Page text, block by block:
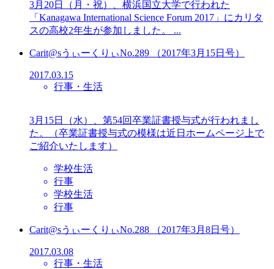
3月20日（月・祝）、横浜国立大学で行われた
「Kanagawa International Science Forum 2017」にカリタ
スの高校2年生が参加しました。 ...
Carit@sうぃーくりぃNo.289 （2017年3月15日号）
2017.03.15
行事・生活
3月15日（水）、第54回卒業証書授与式が行われまし
た。（卒業証書授与式の模様は近日ホームページ上で
ご紹介いたします）
学校生活
行事
学校生活
行事
Carit@sうぃーくりぃNo.288 （2017年3月8日号）
2017.03.08
行事・生活